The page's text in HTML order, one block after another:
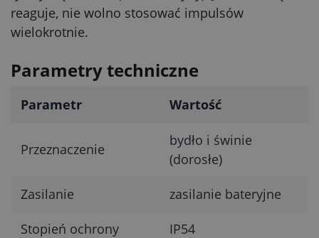
reaguje, nie wolno stosować impulsów
wielokrotnie.
Parametry techniczne
Parametr Wartość
Przeznaczenie
bydło i świnie
(dorosłe)
Zasilanie zasilanie bateryjne
Stopień ochrony IP54